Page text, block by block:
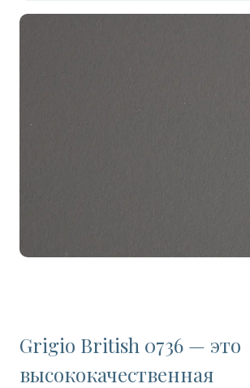
Grigio British 0736 — это
высококачественная